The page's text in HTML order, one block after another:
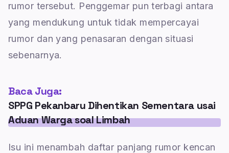
rumor tersebut. Penggemar pun terbagi antara
yang mendukung untuk tidak mempercayai
rumor dan yang penasaran dengan situasi
sebenarnya.
Baca Juga:
SPPG Pekanbaru Dihentikan Sementara usai
Aduan Warga soal Limbah
Isu ini menambah daftar panjang rumor kencan